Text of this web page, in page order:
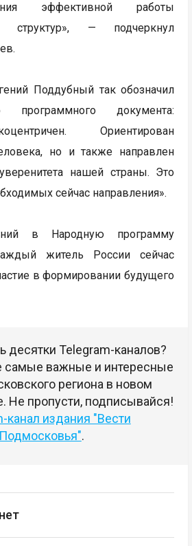
эффективной работы
структур», — подчеркнул
Поддубный так обозначил
программного документа:
Ориентирован
но и также направлен
нашей страны. Это
сейчас направления».
в Народную программу
житель России сейчас
в формировании будущего
десятки Telegram-каналов?
самые важные и интересные
региона в новом
Не пропусти, подписывайся!
канал издания "Вести
Подмосковья".